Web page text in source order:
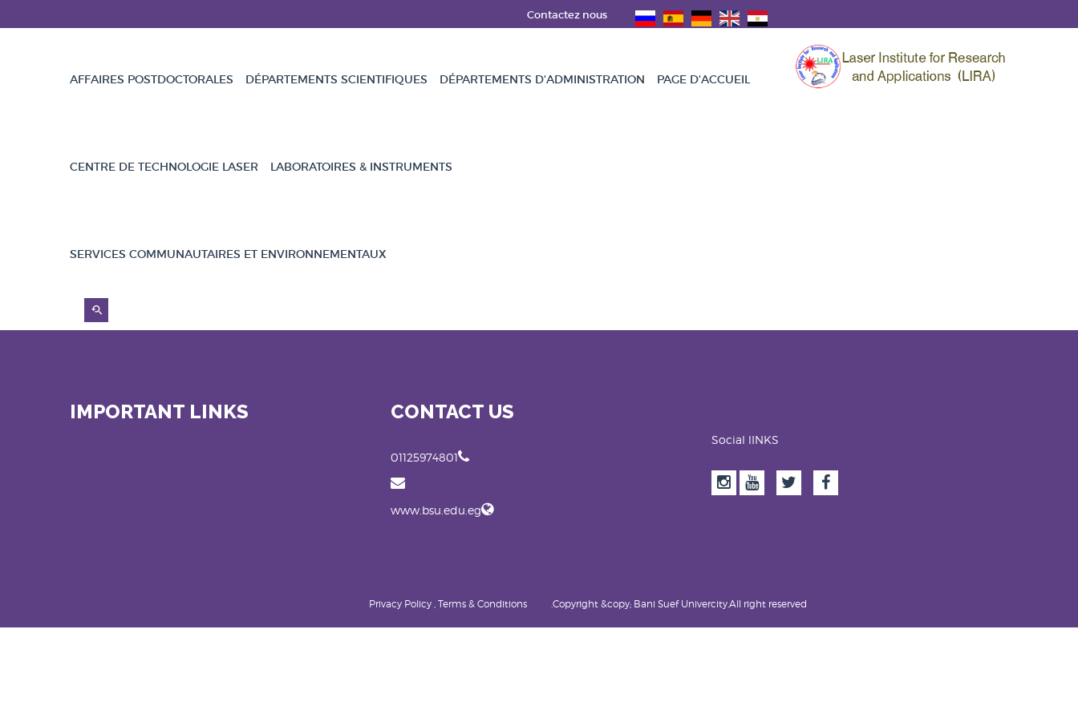
Contactez nous
PAGE D'ACCUEIL
DÉPARTEMENTS D'ADMINISTRATION
DÉPARTEMENTS SCIENTIFIQUES
AFFAIRES POSTDOCTORALES
LABORATOIRES & INSTRUMENTS
CENTRE DE TECHNOLOGIE LASER
SERVICES COMMUNAUTAIRES ET ENVIRONNEMENTAUX
Social lINKS
CONTACT US
01125974801
www.bsu.edu.eg
IMPORTANT LINKS
Copyright &copy; Bani Suef Univercity.All right reserved.
Privacy Policy , Terms & Conditions